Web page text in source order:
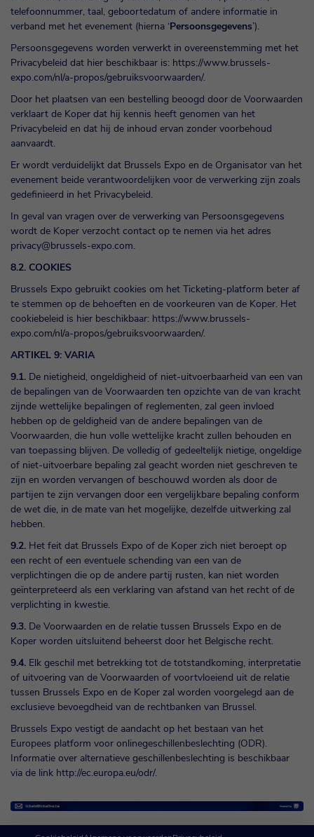
telefoonnummer, taal, geboortedatum of andere informatie in
verband met het evenement (hierna ‘Persoonsgegevens’).
Persoonsgegevens worden verwerkt in overeenstemming met het
Privacybeleid dat hier beschikbaar is: https://www.brussels-
expo.com/nl/a-propos/gebruiksvoorwaarden/.
Door het plaatsen van een bestelling beoogd door de Voorwaarden
verklaart de Koper dat hij kennis heeft genomen van het
Privacybeleid en dat hij de inhoud ervan zonder voorbehoud
aanvaardt.
Er wordt verduidelijkt dat Brussels Expo en de Organisator van het
evenement beide verantwoordelijken voor de verwerking zijn zoals
gedefinieerd in het Privacybeleid.
In geval van vragen over de verwerking van Persoonsgegevens
wordt de Koper verzocht contact op te nemen via het adres
privacy@brussels-expo.com.
8.2. COOKIES
Brussels Expo gebruikt cookies om het Ticketing-platform beter af
te stemmen op de behoeften en de voorkeuren van de Koper. Het
cookiebeleid is hier beschikbaar: https://www.brussels-
expo.com/nl/a-propos/gebruiksvoorwaarden/.
ARTIKEL 9: VARIA
9.1. De nietigheid, ongeldigheid of niet-uitvoerbaarheid van een van
de bepalingen van de Voorwaarden ten opzichte van de van kracht
zijnde wettelijke bepalingen of reglementen, zal geen invloed
hebben op de geldigheid van de andere bepalingen van de
Voorwaarden, die hun volle wettelijke kracht zullen behouden en
van toepassing blijven. De volledig of gedeeltelijk nietige, ongeldige
of niet-uitvoerbare bepaling zal geacht worden niet geschreven te
zijn en worden vervangen of beschouwd worden als door de
partijen te zijn vervangen door een vergelijkbare bepaling conform
de wet die, in de mate van het mogelijke, dezelfde uitwerking zal
hebben.
9.2. Het feit dat Brussels Expo of de Koper zich niet beroept op
een recht of een eventuele schending van een van de
verplichtingen die op de andere partij rusten, kan niet worden
geïnterpreteerd als een verklaring van afstand van het recht of de
verplichting in kwestie.
9.3. De Voorwaarden en de relatie tussen Brussels Expo en de
Koper worden uitsluitend beheerst door het Belgische recht.
9.4. Elk geschil met betrekking tot de totstandkoming, interpretatie
of uitvoering van de Voorwaarden of voortvloeiend uit de relatie
tussen Brussels Expo en de Koper zal worden voorgelegd aan de
exclusieve bevoegdheid van de rechtbanken van Brussel.
Brussels Expo vestigt de aandacht op het bestaan van het
Europees platform voor onlinegeschillenbeslechting (ODR).
Informatie over alternatieve geschillenbeslechting is beschikbaar
via de link http://ec.europa.eu/odr/.